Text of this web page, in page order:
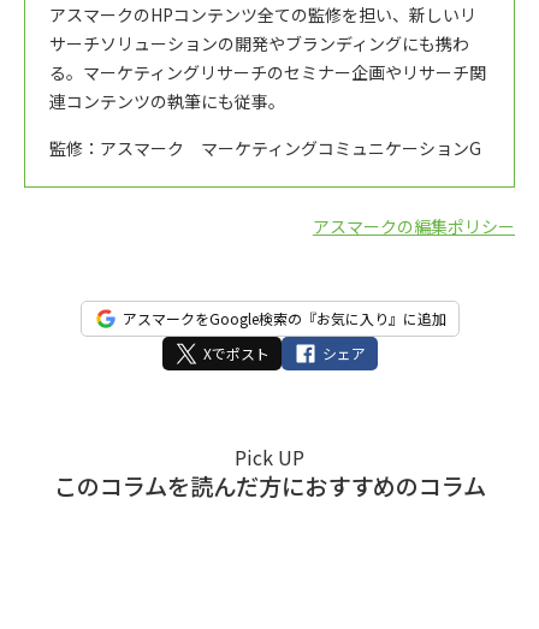
アスマークのHPコンテンツ全ての監修を担い、新しいリ
サーチソリューションの開発やブランディングにも携わ
る。マーケティングリサーチのセミナー企画やリサーチ関
連コンテンツの執筆にも従事。
監修：アスマーク マーケティングコミュニケーションG
アスマークの編集ポリシー
アスマークをGoogle検索の『お気に入り』に追加
Xでポスト
シェア
Pick UP
このコラムを読んだ方におすすめのコラム